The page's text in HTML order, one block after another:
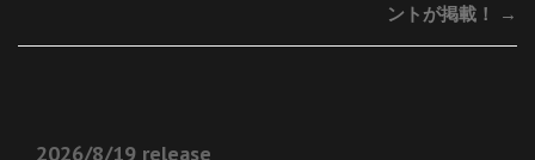
ントが掲載！
→
2026/8/19 release